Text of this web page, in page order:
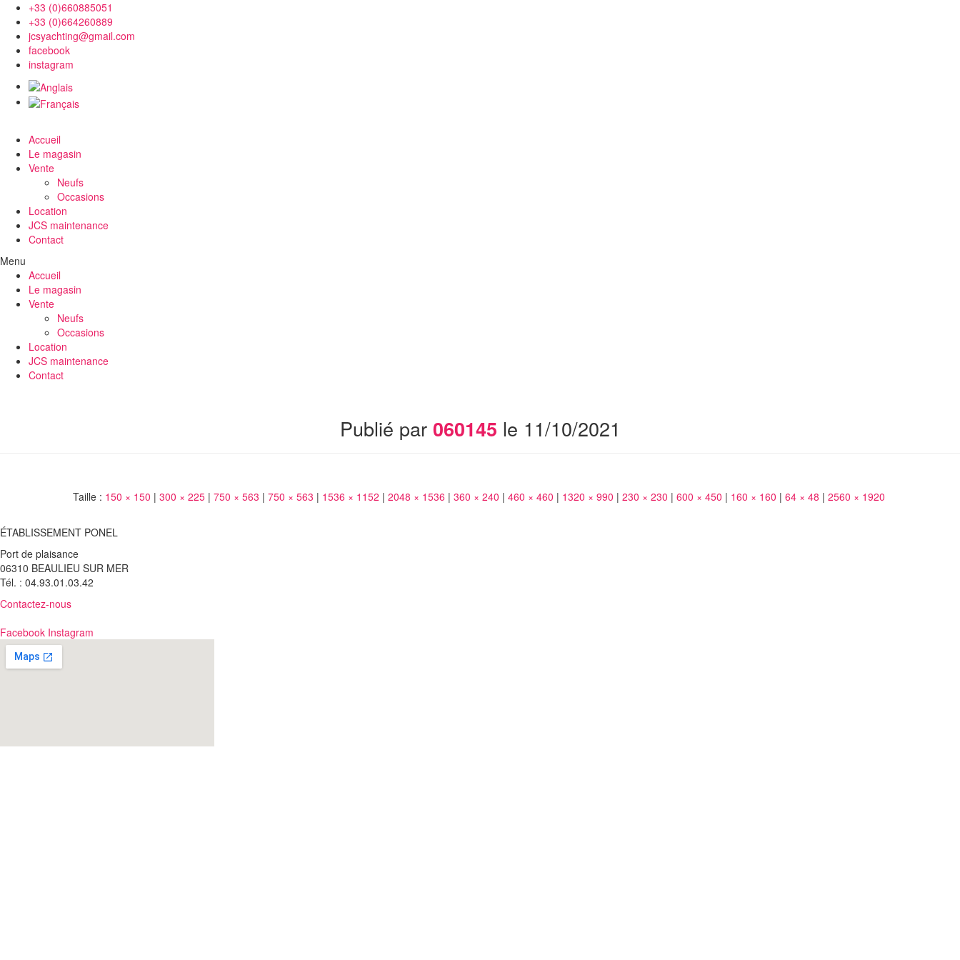
+33 (0)660885051
+33 (0)664260889
jcsyachting@gmail.com
facebook
instagram
Accueil
Le magasin
Vente
Neufs
Occasions
Location
JCS maintenance
Contact
Menu
Accueil
Le magasin
Vente
Neufs
Occasions
Location
JCS maintenance
Contact
Publié par 060145 le 11/10/2021
Taille : 150 × 150 | 300 × 225 | 750 × 563 | 750 × 563 | 1536 × 1152 | 2048 × 1536 | 360 × 240 | 460 × 460 | 1320 × 990 | 230 × 230 | 600 × 450 | 160 × 160 | 64 × 48 | 2560 × 1920
ÉTABLISSEMENT PONEL
Port de plaisance
06310 BEAULIEU SUR MER
Tél. : 04.93.01.03.42
Contactez-nous
Facebook Instagram